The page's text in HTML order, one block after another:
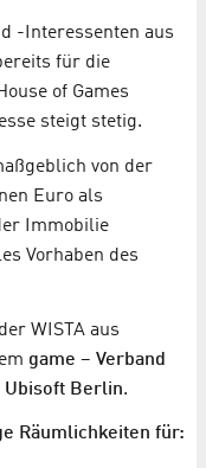
-Interessenten aus
für die
of Games
steigt stetig.
von der
Euro als
Immobilie
Vorhaben des
WISTA aus
game – Verband
Ubisoft Berlin.
Räumlichkeiten für: